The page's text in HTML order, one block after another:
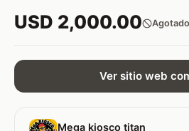
USD 2,000.00 Agotado
Ver sitio web
Mega kiosco titan